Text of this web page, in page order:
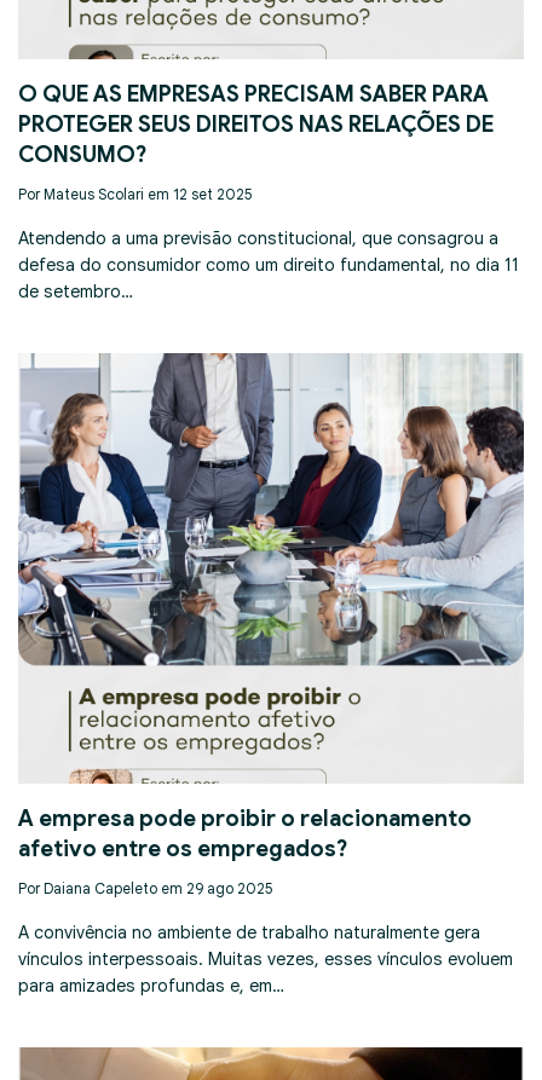
O QUE AS EMPRESAS PRECISAM SABER PARA
PROTEGER SEUS DIREITOS NAS RELAÇÕES DE
CONSUMO?
Por Mateus Scolari em 12 set 2025
Atendendo a uma previsão constitucional, que consagrou a
defesa do consumidor como um direito fundamental, no dia 11
de setembro…
A empresa pode proibir o relacionamento
afetivo entre os empregados?
Por Daiana Capeleto em 29 ago 2025
A convivência no ambiente de trabalho naturalmente gera
vínculos interpessoais. Muitas vezes, esses vínculos evoluem
para amizades profundas e, em…